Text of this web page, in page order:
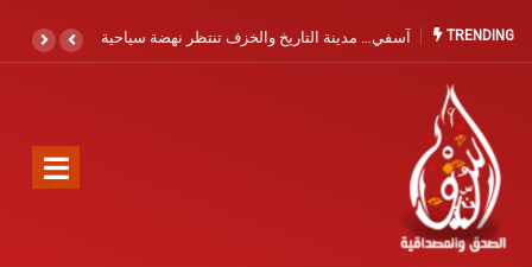
TRENDING
تنتظر نهضة سياحيةكمال صبري يجدد الدعوة لتعزيز الإنقاذ البحري